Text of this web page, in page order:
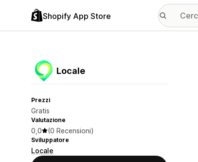
Shopify App Store
Locale
Prezzi
Gratis
Valutazione
0,0 (0 Recensioni)
Sviluppatore
Locale